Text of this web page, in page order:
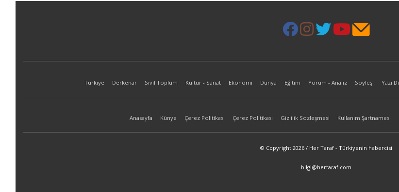
Türkiye Derkenar Sivil Toplum Kültür - Sanat Ekonomi Dünya Eğitim Yorum - Analiz Söyleşi Yazı
Anasayfa Künye Çerez Politikası Çerez Politikası Gizlilik Sözleşmesi Kullanım Şartnamesi
© Copyright 2026 / Her Taraf - Türkiyenin habercisi
bilgi@hertaraf.com